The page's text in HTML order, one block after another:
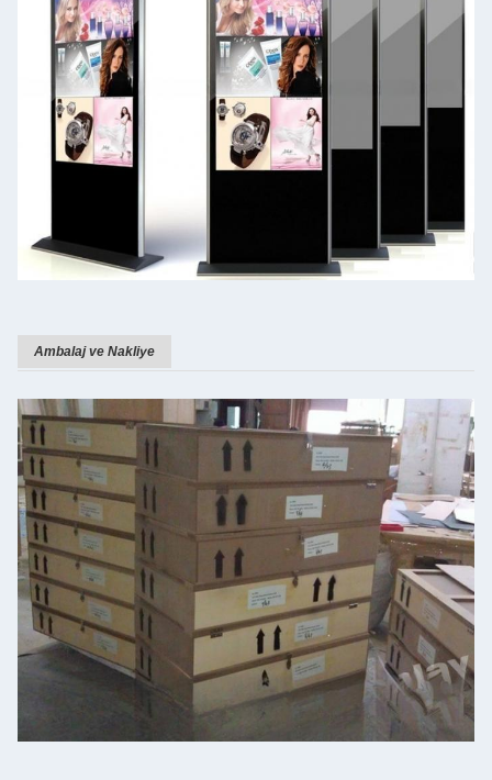
Ambalaj ve Nakliye